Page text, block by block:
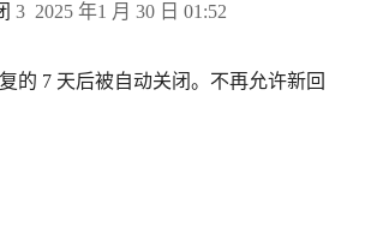
2025 年1 月 30 日 01:52
3
的 7 天后被自动关闭。不再允许新回